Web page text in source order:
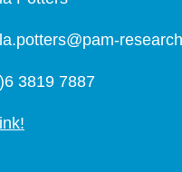
3819 7887